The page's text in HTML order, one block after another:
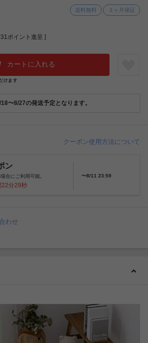
送料無料 ３ヶ月保証
ポイント進呈 ]
カートに入れる
〜8/27の発送予定となります。
クーポン使用方法について
ン
合にご利用可能。
22分27秒
〜8/11 23:59
わせ